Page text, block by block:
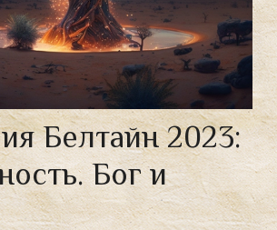
Белтайн 2023:
Бог и